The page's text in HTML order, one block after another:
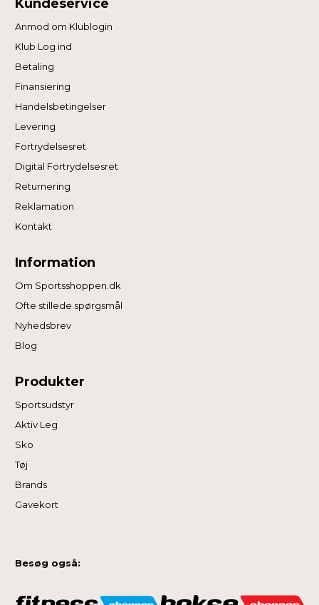
Kundeservice
Anmod om Klublogin
Klub Log ind
Betaling
Finansiering
Handelsbetingelser
Levering
Fortrydelsesret
Digital Fortrydelsesret
Returnering
Reklamation
Kontakt
Information
Om Sportsshoppen.dk
Ofte stillede spørgsmål
Nyhedsbrev
Blog
Produkter
Sportsudstyr
Aktiv Leg
Sko
Tøj
Brands
Gavekort
Besøg også: